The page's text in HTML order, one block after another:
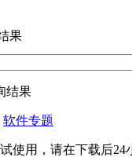
果
结果
软件专题
使用，请在下载后